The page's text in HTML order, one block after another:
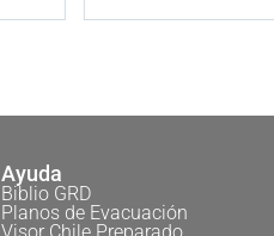
Ayuda
Biblio GRD
Planos de Evacuación